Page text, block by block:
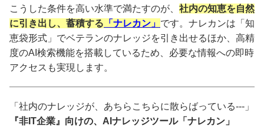
こうした条件を高い水準で満たすのが、 社内の知恵を自然
に引き出し、蓄積する 「ナレカン」 です。ナレカンは「知
恵袋形式」でベテランのナレッジを引き出せるほか、高精
度のAI検索機能を搭載しているため、必要な情報への即時
アクセスも実現します。
「社内のナレッジが、あちらこちらに散らばっている---」
『非IT企業』向けの、AIナレッジツール「ナレカン」